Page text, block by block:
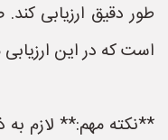
طور دقیق ارزیابی
است که در این
**نکته مهم:** لازم